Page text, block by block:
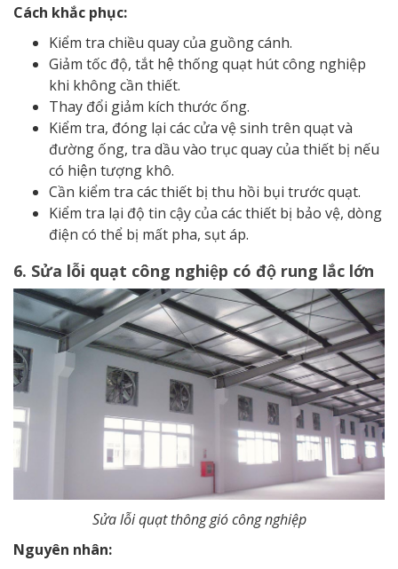
Cách khắc phục:
Kiểm tra chiều quay của guồng cánh.
Giảm tốc độ, tắt hệ thống quạt hút công nghiệp
khi không cần thiết.
Thay đổi giảm kích thước ống.
Kiểm tra, đóng lại các cửa vệ sinh trên quạt và
đường ống, tra dầu vào trục quay của thiết bị nếu
có hiện tượng khô.
Cần kiểm tra các thiết bị thu hồi bụi trước quạt.
Kiểm tra lại độ tin cậy của các thiết bị bảo vệ, dòng
điện có thể bị mất pha, sụt áp.
6. Sửa lỗi quạt công nghiệp có độ rung lắc lớn
Sửa lỗi quạt thông gió công nghiệp
Nguyên nhân: